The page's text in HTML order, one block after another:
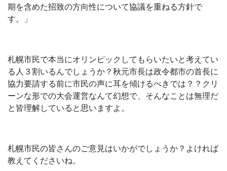
期を含めた招致の方向性について協議を重ねる方針で
す。」
札幌市民で本当にオリンピックしてもらいたいと考えてい
る人３割いるんでしょうか？秋元市長は政令都市の首長に
協力要請する前に市民の声に耳を傾けるべきでは？？クリ
ーンな形での大会運営なんて幻想で、そんなことは無理だ
と皆理解していると思いますよ。
札幌市民の皆さんのご意見はいかがでしょうか？よければ
教えてくださいね。